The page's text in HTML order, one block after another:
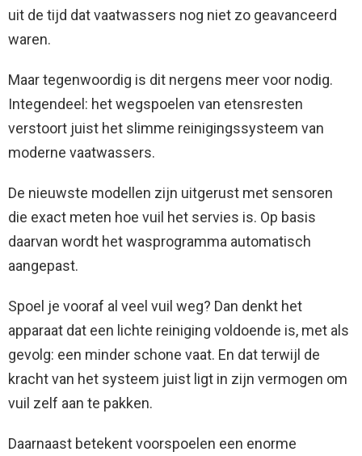
uit de tijd dat vaatwassers nog niet zo geavanceerd
waren.
Maar tegenwoordig is dit nergens meer voor nodig.
Integendeel: het wegspoelen van etensresten
verstoort juist het slimme reinigingssysteem van
moderne vaatwassers.
De nieuwste modellen zijn uitgerust met sensoren
die exact meten hoe vuil het servies is. Op basis
daarvan wordt het wasprogramma automatisch
aangepast.
Spoel je vooraf al veel vuil weg? Dan denkt het
apparaat dat een lichte reiniging voldoende is, met als
gevolg: een minder schone vaat. En dat terwijl de
kracht van het systeem juist ligt in zijn vermogen om
vuil zelf aan te pakken.
Daarnaast betekent voorspoelen een enorme